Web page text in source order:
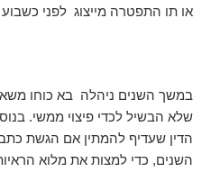
או תו התפטרה מייצוג לפני כשבוע
במשך השנים ניהלה בא כוחו
שלא הבשיל לכדי פיצוי ממשי.
השנים, כדי למצות את מלוא